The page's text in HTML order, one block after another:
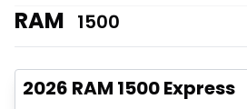
RAM 1500
En stock
2026 RAM 1500 Express